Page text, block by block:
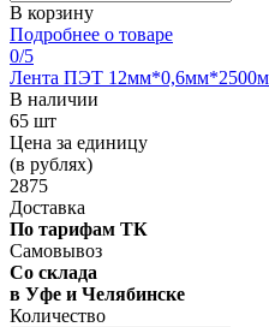
В корзину
Подробнее о товаре
0/5
Лента ПЭТ 12мм*0,6мм*2500м
В наличии
65 шт
Цена за единицу
(в рублях)
2875
Доставка
По тарифам ТК
Самовывоз
Со склада
в Уфе и Челябинске
Количество